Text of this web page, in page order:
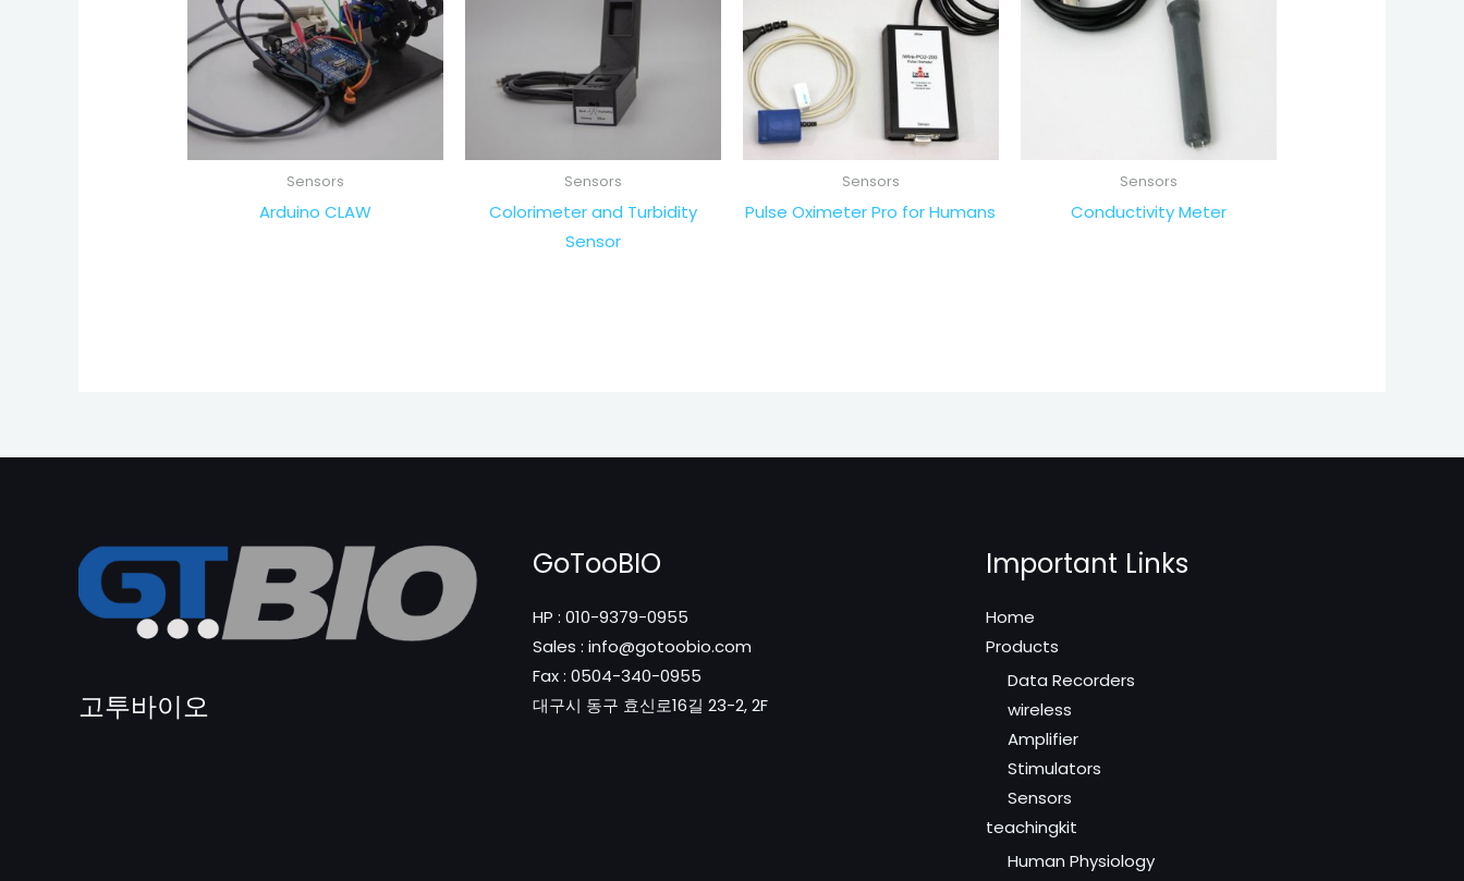
Sensors
Arduino CLAW
Sensors
Colorimeter and Turbidity
Sensor
Sensors
Pulse Oximeter Pro for Humans
Sensors
Conductivity Meter
고투바이오
GoTooBIO
HP : 010-9379-0955
Sales : info@gotoobio.com
Fax : 0504-340-0955
대구시 동구 효신로16길 23-2, 2F
Important Links
Home
Products
Data Recorders
wireless
Amplifier
Stimulators
Sensors
teachingkit
Human Physiology